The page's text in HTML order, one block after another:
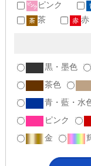
ピンク
茶
赤
黒・墨色
茶色
青・藍・水
ピンク
金